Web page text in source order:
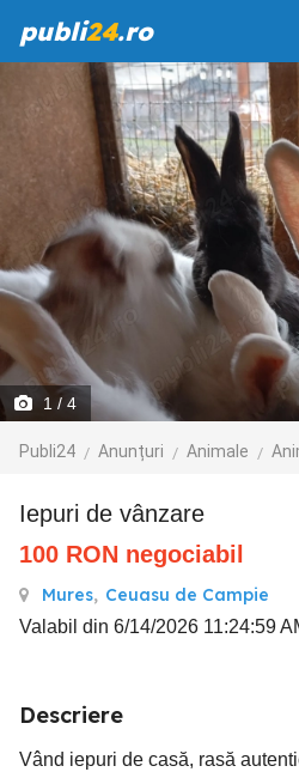
publi24.ro
1 / 4
Publi24 Anunțuri Animale
Iepuri de vânzare
100 RON negociabil
Mures, Ceuasu de Campie
Valabil din 6/14/2026 11:24:59
Descriere
Vând iepuri de casă, rasă